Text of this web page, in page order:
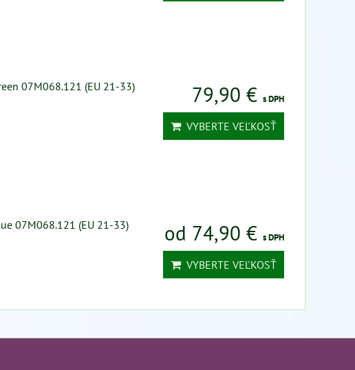
07M068.121 (EU 21-33)
79,90 € s DPH
VYBERTE VEĽKOSŤ
07M068.121 (EU 21-33)
od 74,90 € s DPH
VYBERTE VEĽKOSŤ